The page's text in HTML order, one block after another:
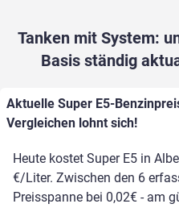
Tanken mit System:
Basis ständig
Aktuelle Super E5-
Vergleichen lohnt sich!
Heute kostet Super E5 in
€/Liter. Zwischen den 6
Preisspanne bei 0,02€ - am